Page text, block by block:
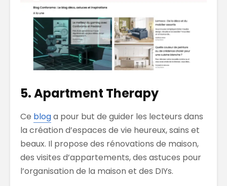
5. Apartment Therapy
Ce bloga pour but de guider les lecteurs dans
la création d’espaces de vie heureux, sains et
beaux. Il propose des rénovations de maison,
des visites d’appartements, des astuces pour
l’organisation de la maison et des DIYs.